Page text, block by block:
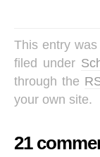
This entry
filed under
through the
your own site.
21